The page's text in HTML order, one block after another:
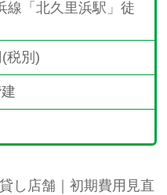
線「北久里浜駅」徒
税別)
し店舗｜初期費用見直